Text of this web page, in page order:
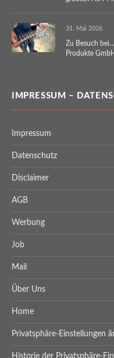
31. Mai 2026
Zu Besuch
Produkte
IMPRESSUM –
Impressum
Datenschutz
Disclaimer
AGB
Werbung
Job
Mail
Über Uns
Home
Privatsphäre-Einstellungen